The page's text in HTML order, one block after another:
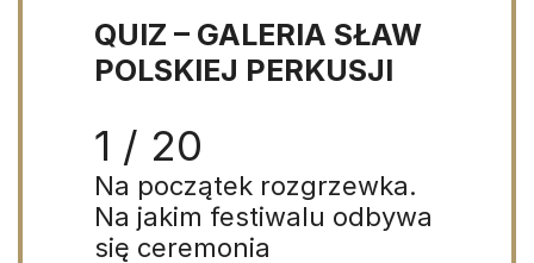
QUIZ – GALERIA SŁAW
POLSKIEJ PERKUSJI
1 / 20
Na początek rozgrzewka.
Na jakim festiwalu odbywa
się ceremonia